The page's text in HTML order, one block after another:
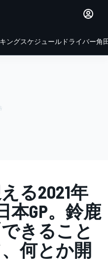
ングスケジュール ドライバー角
る2021年
本GP。鈴鹿
きること
何とか開